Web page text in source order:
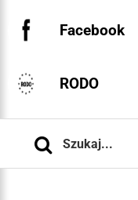
Facebook
RODO